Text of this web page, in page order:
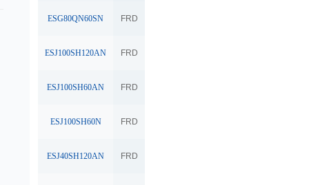
ESG80QN60SN FRD
ESJ100SH120AN FRD
ESJ100SH60AN FRD
ESJ100SH60N FRD
ESJ40SH120AN FRD